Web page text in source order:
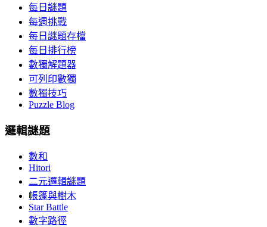
每日謎題
每週挑戰
每日謎題存檔
每日排行榜
數獨解題器
可列印數獨
數獨技巧
Puzzle Blog
邏輯謎題
數和
Hitori
二元邏輯謎題
帳篷與樹木
Star Battle
數字路徑